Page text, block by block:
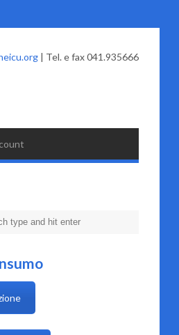
| Tel. e fax 041.935666